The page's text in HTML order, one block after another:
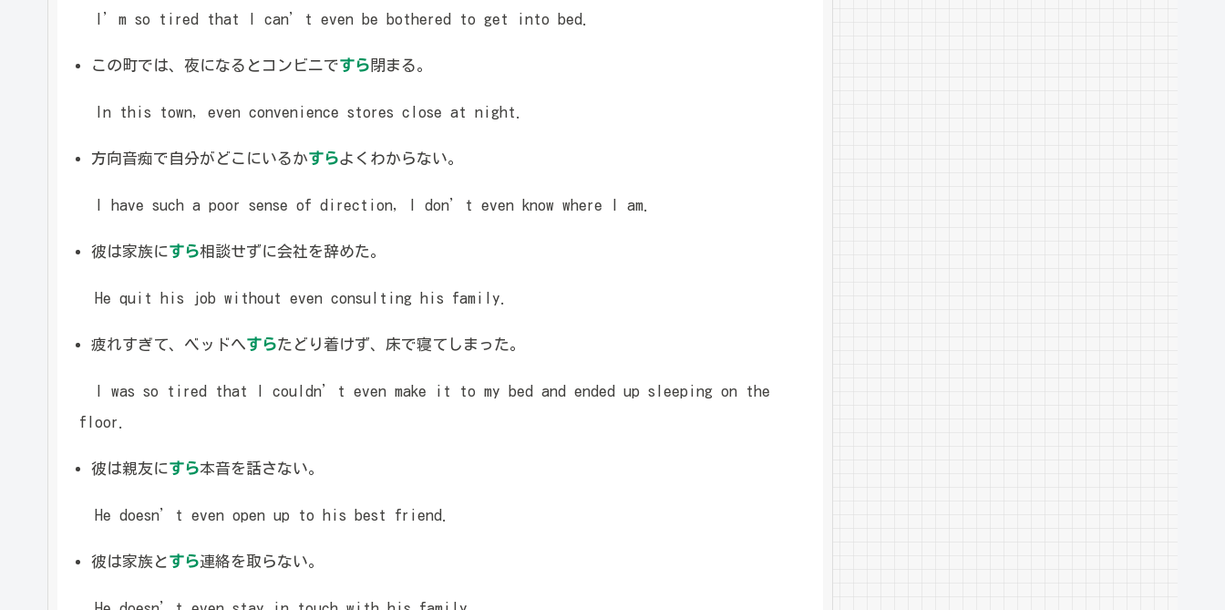
I’m so tired that I can’t even be bothered to get into bed.
この町では、夜になるとコンビニですら 閉まる。
In this town, even convenience stores close at night.
方向音痴で自分がどこにいるかすらよくわからない。
I have such a poor sense of direction, I don’t even know where I am.
彼は家族にすら相談せずに会社を辞めた。
He quit his job without even consulting his family.
疲れすぎて、ベッドへすらたどり着けず、床で寝てしまった。
I was so tired that I couldn’t even make it to my bed and ended up sleeping on the
floor.
彼は親友にすら本音を話さない。
He doesn’t even open up to his best friend.
彼は家族とすら連絡を取らない。